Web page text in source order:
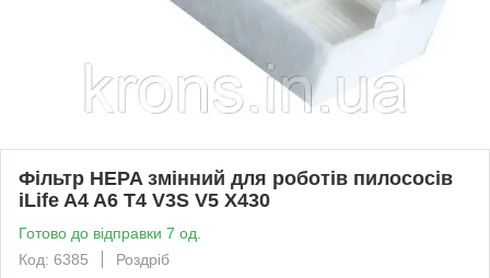
Фільтр HEPA змінний для роботів пилососів
iLife A4 A6 T4 V3S V5 X430
Готово до відправки 7 од.
Код: 6385
Роздріб